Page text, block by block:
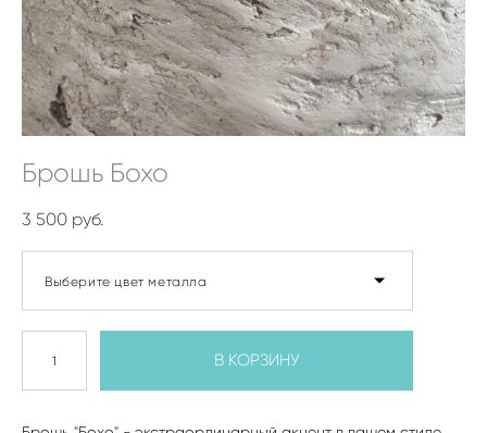
Брошь Бохо
3 500 pуб.
Выберите цвет металла
В КОРЗИНУ